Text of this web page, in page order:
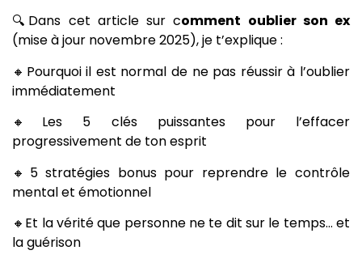
🔍Dans cet article sur comment oublier son ex
(mise à jour novembre 2025), je t’explique :
🔸Pourquoi il est normal de ne pas réussir à l’oublier
immédiatement
🔸Les 5 clés puissantes pour l’effacer
progressivement de ton esprit
🔸5 stratégies bonus pour reprendre le contrôle
mental et émotionnel
🔸Et la vérité que personne ne te dit sur le temps… et
la guérison